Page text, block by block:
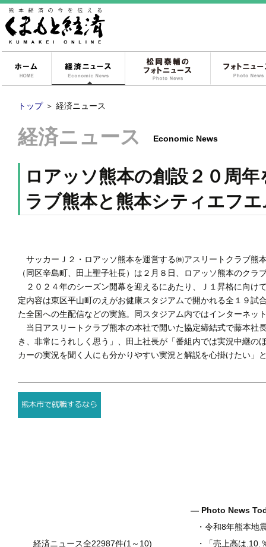
経済ニュース
トップ ＞ 経済ニュース
経済ニュース Economic News
ロアッソ熊本の創設２０周
ラブ熊本と熊本シティエフエ
サッカーＪ２・ロアッソ熊本を運営する㈱アスリートクラブ熊
（同区辛島町、田上聖子社長）は２月８日、ロアッソ熊本のクラ
２０２４年のシーズン開幕を迎えるにあたり、Ｊ１昇格に向け
定内容は東区平山町のえがお健康スタジアムで開かれる全１９
た全国への生配信などの実施。同スタジアム内ではインターネッ
当日アスリートクラブ熊本の本社で開いた協定締結式で藤本社
き、非常にうれしく思う」、田上社長が「番組内では実況中継
カーの実況を聞く人にも分かりやすい実況と解説を心掛けたい」
― Photo News
・令和8年熊本地
・
「売上高は.10.％増の
経済ニュース全22987件(1～10)